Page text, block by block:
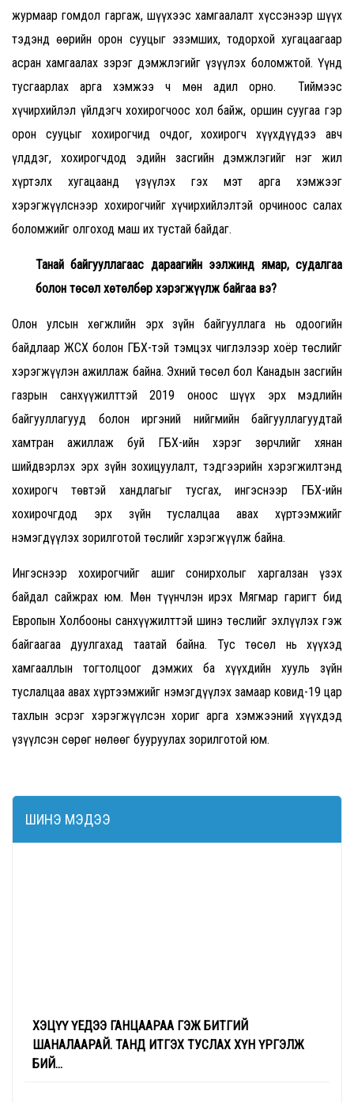
журмаар гомдол гаргаж, шүүхээс хамгаалалт хүссэнээр шүүх
тэдэнд өөрийн орон сууцыг эзэмших, тодорхой хугацаагаар
асран хамгаалах зэрэг дэмжлэгийг үзүүлэх боломжтой. Үүнд
тусгаарлах арга хэмжээ ч мөн адил орно. Тиймээс
хүчирхийлэл үйлдэгч хохирогчоос хол байж, оршин суугаа гэр
орон сууцыг хохирогчид очдог, хохирогч хүүхдүүдээ авч
үлддэг, хохирогчдод эдийн засгийн дэмжлэгийг нэг жил
хүртэлх хугацаанд үзүүлэх гэх мэт арга хэмжээг
хэрэгжүүлснээр хохирогчийг хүчирхийлэлтэй орчиноос салах
боломжийг олгоход маш их тустай байдаг.
Танай байгууллагаас дараагийн ээлжинд ямар, судалгаа
болон төсөл хөтөлбөр хэрэгжүүлж байгаа вэ?
Олон улсын хөгжлийн эрх зүйн байгууллага нь одоогийн
байдлаар ЖСХ болон ГБХ-тэй тэмцэх чиглэлээр хоёр төслийг
хэрэгжүүлэн ажиллаж байна. Эхний төсөл бол Канадын засгийн
газрын санхүүжилттэй 2019 оноос шүүх эрх мэдлийн
байгууллагууд болон иргэний нийгмийн байгууллагуудтай
хамтран ажиллаж буй ГБХ-ийн хэрэг зөрчлийг хянан
шийдвэрлэх эрх зүйн зохицуулалт, тэдгээрийн хэрэгжилтэнд
хохирогч төвтэй хандлагыг тусгах, ингэснээр ГБХ-ийн
хохирочгдод эрх зүйн туслалцаа авах хүртээмжийг
нэмэгдүүлэх зорилготой төслийг хэрэгжүүлж байна.
Ингэснээр хохирогчийг ашиг сонирхолыг харгалзан үзэх
байдал сайжрах юм. Мөн түүнчлэн ирэх Мягмар гаригт бид
Европын Холбооны санхүүжилттэй шинэ төслийг эхлүүлэх гэж
байгаагаа дуулгахад таатай байна. Тус төсөл нь хүүхэд
хамгааллын тогтолцоог дэмжих ба хүүхдийн хууль зүйн
туслалцаа авах хүртээмжийг нэмэгдүүлэх замаар ковид-19 цар
тахлын эсрэг хэрэгжүүлсэн хориг арга хэмжээний хүүхдэд
үзүүлсэн сөрөг нөлөөг бууруулах зорилготой юм.
ШИНЭ МЭДЭЭ
ХЭЦҮҮ ҮЕДЭЭ ГАНЦААРАА ГЭЖ БИТГИЙ
ШАНАЛААРАЙ. ТАНД ИТГЭХ ТУСЛАХ ХҮН ҮРГЭЛЖ
БИЙ...